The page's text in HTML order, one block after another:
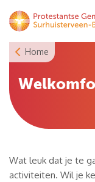
Skip
to
Home
Wat leuk dat je te
activiteiten. Wil je